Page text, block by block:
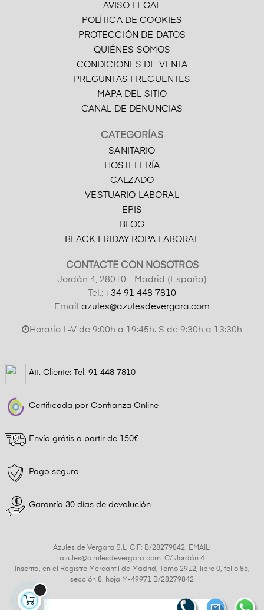
AVISO LEGAL
POLÍTICA DE COOKIES
PROTECCIÓN DE DATOS
QUIÉNES SOMOS
CONDICIONES DE VENTA
PREGUNTAS FRECUENTES
MAPA DEL SITIO
CANAL DE DENUNCIAS
CATEGORÍAS
SANITARIO
HOSTELERÍA
CALZADO
VESTUARIO LABORAL
EPIS
BLOG
BLACK FRIDAY ROPA LABORAL
CONTACTE CON NOSOTROS
Jordán 4, 28010 - Madrid (España)
Tel.: +34 91 448 7810
Email azules@azulesdevergara.com
Horario L-V de 9:00h a 19:45h. S de 9:30h a 13:30h
Att. Cliente: Tel. 91 448 7810
Certificada por Confianza Online
Envío grátis a partir de 150€
Pago seguro
Garantía 30 días de devolución
Azules de Vergara S.L. CIF: B/28279842. EMAIL:
azules@azulesdevergara.com. C/ Jordán 4
Inscrita, en el Registro Mercantil de Madrid, Tomo 2912, libro 0, folio 85,
sección 8, hoja M-49971 B/28279842